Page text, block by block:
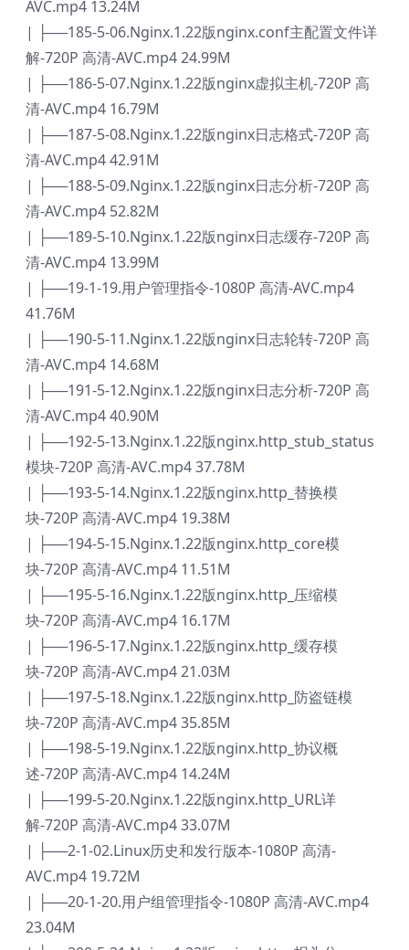
AVC.mp4 13.24M
| ├──185-5-06.Nginx.1.22版nginx.conf主配置文件详
解-720P 高清-AVC.mp4 24.99M
| ├──186-5-07.Nginx.1.22版nginx虚拟主机-720P 高
清-AVC.mp4 16.79M
| ├──187-5-08.Nginx.1.22版nginx日志格式-720P 高
清-AVC.mp4 42.91M
| ├──188-5-09.Nginx.1.22版nginx日志分析-720P 高
清-AVC.mp4 52.82M
| ├──189-5-10.Nginx.1.22版nginx日志缓存-720P 高
清-AVC.mp4 13.99M
| ├──19-1-19.用户管理指令-1080P 高清-AVC.mp4
41.76M
| ├──190-5-11.Nginx.1.22版nginx日志轮转-720P 高
清-AVC.mp4 14.68M
| ├──191-5-12.Nginx.1.22版nginx日志分析-720P 高
清-AVC.mp4 40.90M
| ├──192-5-13.Nginx.1.22版nginx.http_stub_status
模块-720P 高清-AVC.mp4 37.78M
| ├──193-5-14.Nginx.1.22版nginx.http_替换模
块-720P 高清-AVC.mp4 19.38M
| ├──194-5-15.Nginx.1.22版nginx.http_core模
块-720P 高清-AVC.mp4 11.51M
| ├──195-5-16.Nginx.1.22版nginx.http_压缩模
块-720P 高清-AVC.mp4 16.17M
| ├──196-5-17.Nginx.1.22版nginx.http_缓存模
块-720P 高清-AVC.mp4 21.03M
| ├──197-5-18.Nginx.1.22版nginx.http_防盗链模
块-720P 高清-AVC.mp4 35.85M
| ├──198-5-19.Nginx.1.22版nginx.http_协议概
述-720P 高清-AVC.mp4 14.24M
| ├──199-5-20.Nginx.1.22版nginx.http_URL详
解-720P 高清-AVC.mp4 33.07M
| ├──2-1-02.Linux历史和发行版本-1080P 高清-
AVC.mp4 19.72M
| ├──20-1-20.用户组管理指令-1080P 高清-AVC.mp4
23.04M